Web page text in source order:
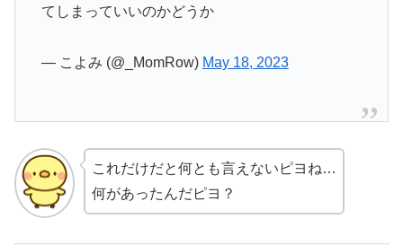
てしまっていいのかどうか
— こよみ (@_MomRow) May 18, 2023
これだけだと何とも言えないピヨね…
何があったんだピヨ？